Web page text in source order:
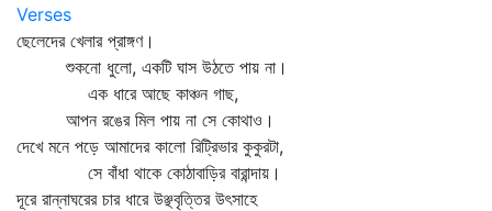
Verses
ছেলেদের খেলার প্রাঙ্গণ।
শুকনো ধুলো, একটি ঘাস উঠতে পায় না।
এক ধারে আছে কাঞ্চন গাছ,
আপন রঙের মিল পায় না সে কোথাও।
দেখে মনে পড়ে আমাদের কালো রিট্রিভার কুকুরটা,
সে বাঁধা থাকে কোঠাবাড়ির বারান্দায়।
দূরে রান্নাঘরের চার ধারে উঞ্ছবৃত্তির উৎসাহে